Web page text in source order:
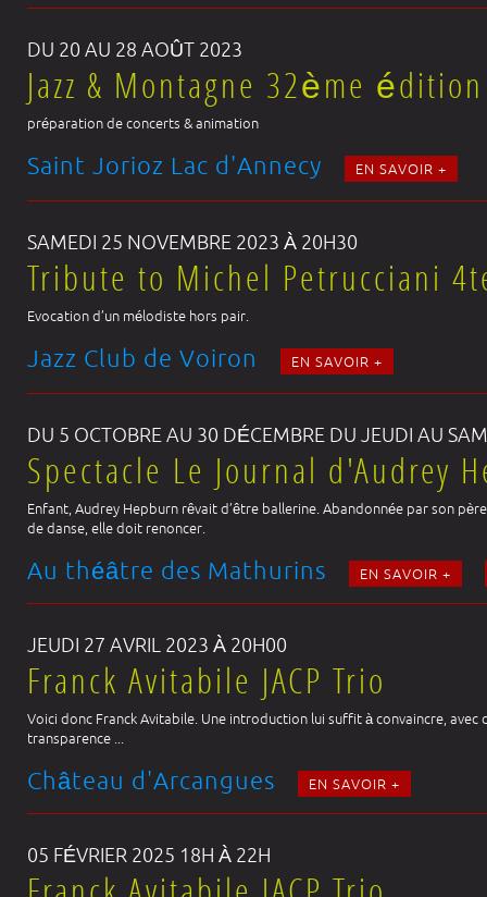
DU 20 AU 28 AOÛT 2023
Jazz & Montagne 32ème édition
préparation de concerts & animation
Saint Jorioz Lac d'Annecy EN SAVOIR +
SAMEDI 25 NOVEMBRE 2023 À 20H30
Tribute to Michel Petrucciani
Evocation d’un mélodiste hors pair.
Jazz Club de Voiron EN SAVOIR +
DU 5 OCTOBRE AU 30 DÉCEMBRE DU JEUDI AU
Spectacle Le Journal d'Audrey
Enfant, Audrey Hepburn rêvait d’être ballerine. Abandonnée par son
de danse, elle doit renoncer.
Au théâtre des Mathurins EN SAVOIR +
JEUDI 27 AVRIL 2023 À 20H00
Franck Avitabile JACP Trio
Voici donc Franck Avitabile. Une introduction lui suffit à convaincre,
transparence ...
Château d'Arcangues EN SAVOIR +
05 FÉVRIER 2025 18H À 22H